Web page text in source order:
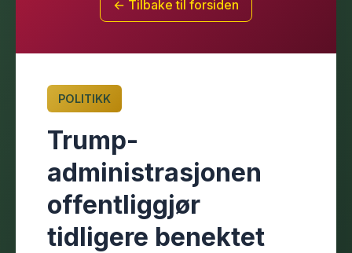
← Tilbake til forsiden
POLITIKK
Trump-
administrasjonen
offentliggjør
tidligere benektet